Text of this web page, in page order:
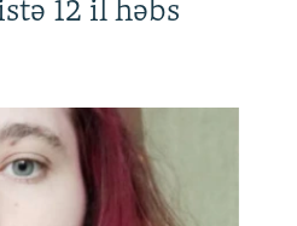
12 il həbs